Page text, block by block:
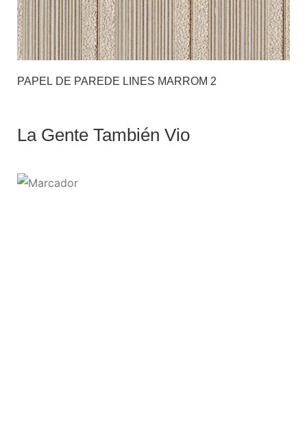
PAPEL DE PAREDE LINES MARROM 2
La Gente También Vio